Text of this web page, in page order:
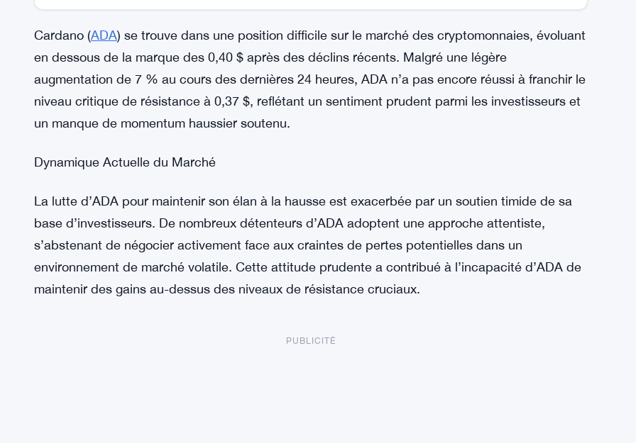
Cardano (ADA) se trouve dans une position difficile sur le marché des cryptomonnaies, évoluant
en dessous de la marque des 0,40 $ après des déclins récents. Malgré une légère
augmentation de 7 % au cours des dernières 24 heures, ADA n’a pas encore réussi à franchir le
niveau critique de résistance à 0,37 $, reflétant un sentiment prudent parmi les investisseurs et
un manque de momentum haussier soutenu.
Dynamique Actuelle du Marché
La lutte d’ADA pour maintenir son élan à la hausse est exacerbée par un soutien timide de sa
base d’investisseurs. De nombreux détenteurs d’ADA adoptent une approche attentiste,
s’abstenant de négocier activement face aux craintes de pertes potentielles dans un
environnement de marché volatile. Cette attitude prudente a contribué à l’incapacité d’ADA de
maintenir des gains au-dessus des niveaux de résistance cruciaux.
PUBLICITÉ